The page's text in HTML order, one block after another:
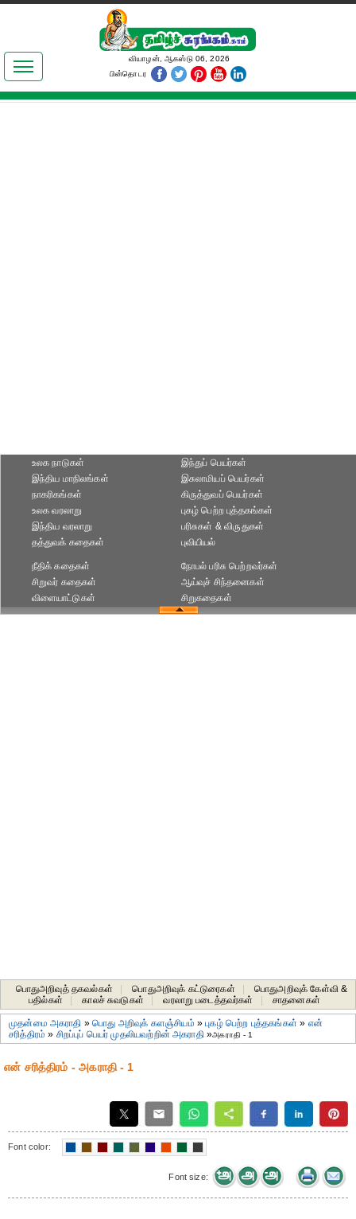
இலக்கியங்கள்
தமிழ் உலகம்
வியாழன், ஆகஸ்டு 06, 2026
பின்தொடர
உலக நாடுகள்
இந்திய மாநிலங்கள்
நாகரிகங்கள்
இந்துப் பெயர்கள்
இசுலாமியப் பெயர்கள்
கிருத்துவப் பெயர்கள்
உலக வரலாறு
இந்திய வரலாறு
தத்துவக் கதைகள்
புகழ் பெற்ற புத்தகங்கள்
பரிசுகள் & விருதுகள்
புவியியல்
நீதிக் கதைகள்
சிறுவர் கதைகள்
விளையாட்டுகள்
நோபல் பரிசு‎ பெற்றவர்‎கள்
ஆய்வுச் சிந்தனைகள்
சிறுகதைகள்
பொதுஅறிவுத் தகவல்கள் பொதுஅறிவுக் கட்டுரைகள்
பொதுஅறிவுக் கேள்வி &
பதில்கள்
காலச் சுவடுகள் வரலாறு படைத்தவர்கள் சாதனைகள்‎
முதன்மை அகராதி »பொது அறிவுக் களஞ்சியம் »புகழ் பெற்ற புத்தகங்கள் » என்
சரித்திரம் » சிறப்புப் பெயர் முதலியவற்றின் அகராதி»அகராதி - 1
என் சரித்திரம் - அகராதி - 1
Font color:
Font size: